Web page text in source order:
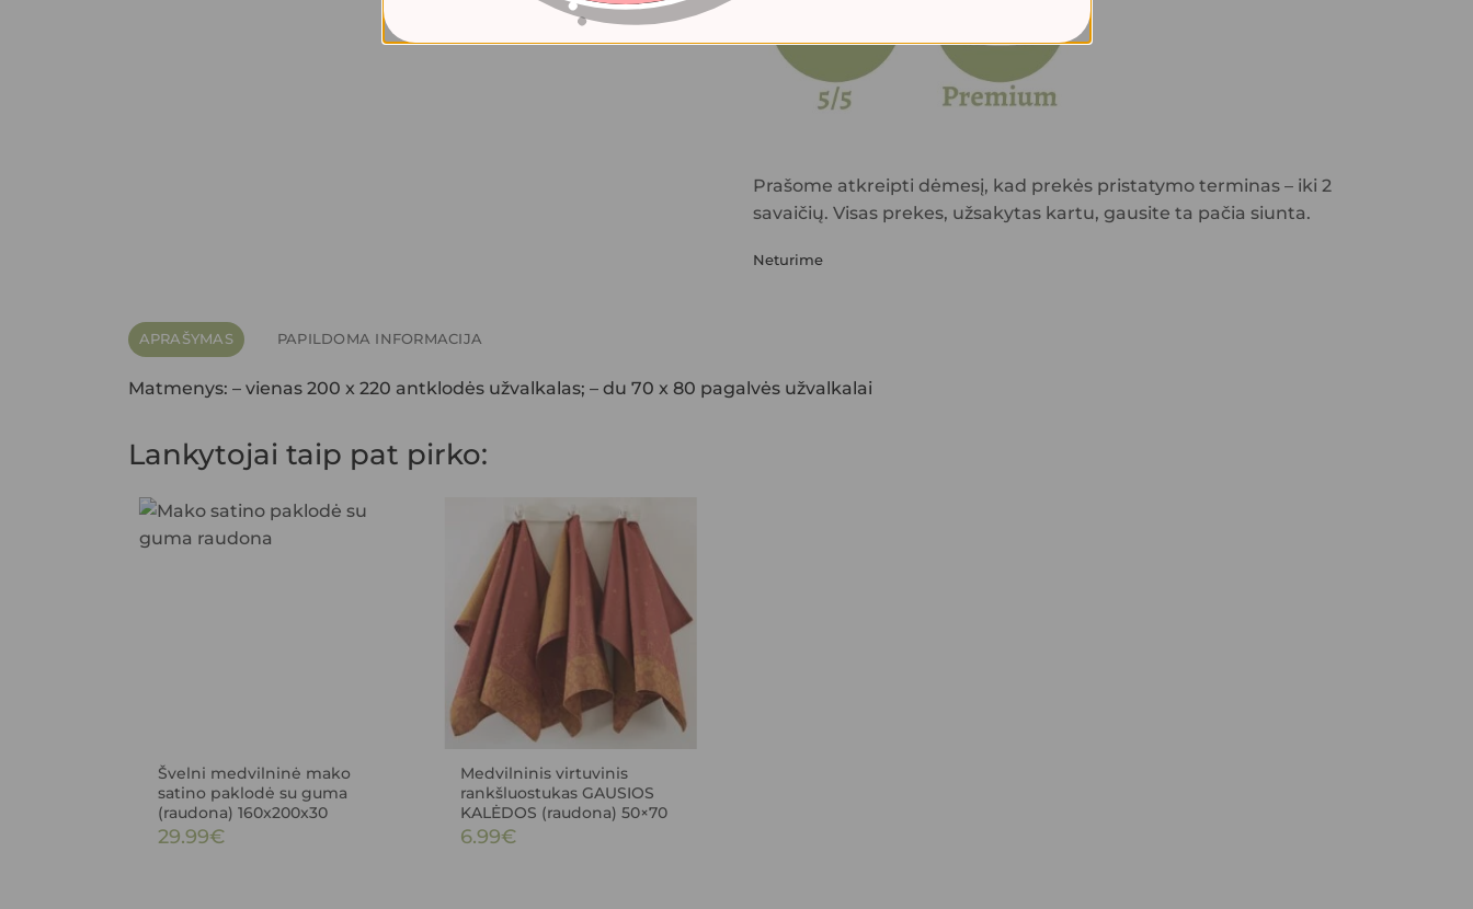
Prašome atkreipti dėmesį, kad prekės pristatymo terminas – iki 2
savaičių. Visas prekes, užsakytas kartu, gausite ta pačia siunta.
Neturime
APRAŠYMAS PAPILDOMA INFORMACIJA
Matmenys: – vienas 200 x 220 antklodės užvalkalas; – du 70 x 80 pagalvės užvalkalai
Lankytojai taip pat pirko:
Švelni medvilninė mako
satino paklodė su guma
(raudona) 160x200x30
29.99€
Medvilninis virtuvinis
rankšluostukas GAUSIOS
KALĖDOS (raudona) 50×70
6.99€